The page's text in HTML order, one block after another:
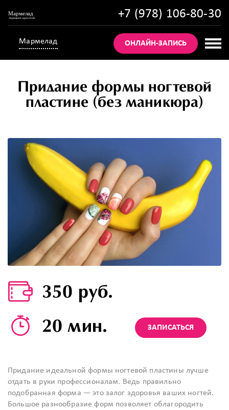
+7 (978) 106-80-30
Мармелад ОНЛАЙН-ЗАПИСЬ
Придание формы ногтевой
пластине (без маникюра)
350 руб.
20 мин.
ЗАПИСАТЬСЯ
Придание идеальной формы ногтевой пластины лучше
отдать в руки профессионалам. Ведь правильно
подобранная форма — это залог здоровья ваших ногтей.
Большое разнообразие форм позволяет облагородить